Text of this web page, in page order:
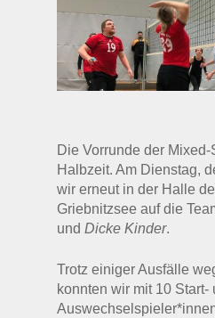
Die Vorrunde der
Halbzeit. Am Dienstag,
wir erneut in der Halle
Griebnitzsee auf die
und Dicke Kinder.
Trotz einiger Ausfälle
konnten wir mit 10 Start-